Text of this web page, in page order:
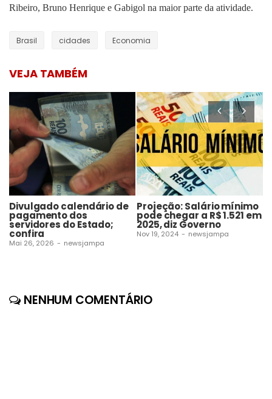
Ribeiro, Bruno Henrique e Gabigol na maior parte da atividade.
Brasil cidades Economia
VEJA TAMBÉM
Divulgado calendário de
pagamento dos
servidores do Estado;
confira
Mai 26, 2026 - newsjampa
Projeção: Salário mínimo
pode chegar a R$ 1.521 em
2025, diz Governo
Nov 19, 2024 - newsjampa
NENHUM COMENTÁRIO